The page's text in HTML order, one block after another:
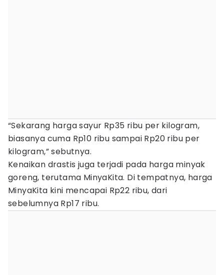
“Sekarang harga sayur Rp35 ribu per kilogram,
biasanya cuma Rp10 ribu sampai Rp20 ribu per
kilogram,” sebutnya.
Kenaikan drastis juga terjadi pada harga minyak
goreng, terutama MinyaKita. Di tempatnya, harga
MinyaKita kini mencapai Rp22 ribu, dari
sebelumnya Rp17 ribu.